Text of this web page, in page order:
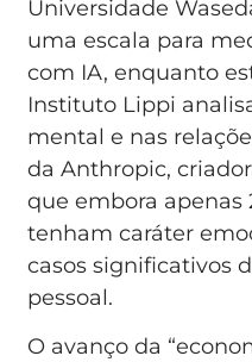
Universidade
uma escala para
com IA, enquanto
Instituto Lippi
mental e nas
da Anthropic,
que embora apenas
tenham caráter
casos significativos
pessoal.
O avanço da